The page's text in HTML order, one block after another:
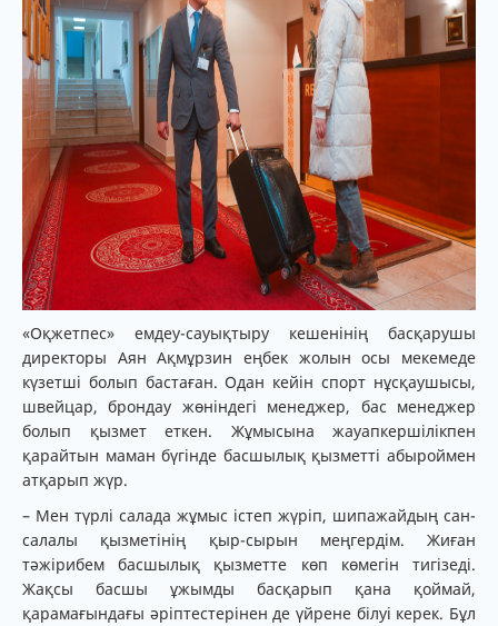
«Оқжетпес» емдеу-сауықтыру кешенінің басқарушы
директоры Аян Ақмұрзин еңбек жолын осы мекемеде
күзетші болып бастаған. Одан кейін спорт нұсқаушысы,
швейцар, брондау жөніндегі менеджер, бас менеджер
болып қызмет еткен. Жұмысына жауапкершілікпен
қарайтын маман бүгінде басшылық қызметті абыроймен
атқарып жүр.
– Мен түрлі салада жұмыс істеп жүріп, шипажайдың сан-
салалы қызметінің қыр-сырын меңгердім. Жиған
тәжірибем басшылық қызметте көп көмегін тигізеді.
Жақсы басшы ұжымды басқарып қана қоймай,
қарамағындағы әріптестерінен де үйрене білуі керек. Бұл